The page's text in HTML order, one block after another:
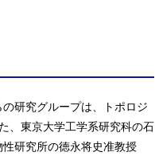
研究グループは、トポロジ
、東京大学工学系研究科の石
研究所の徳永将史准教授